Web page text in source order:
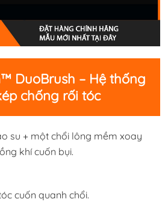
DuoBrush – Hệ thống
chống rối tóc
su + một chổi lông mềm xoay
khí cuốn bụi.
cuốn quanh chổi.